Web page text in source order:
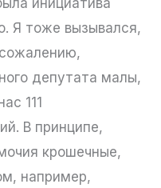
Я тоже вызывался,
депутата малы,
111
В принципе,
крошечные,
например,